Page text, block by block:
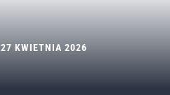
27 KWIETNIA 2026